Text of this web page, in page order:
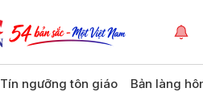
Tín ngưỡng tôn giáo Bản làng